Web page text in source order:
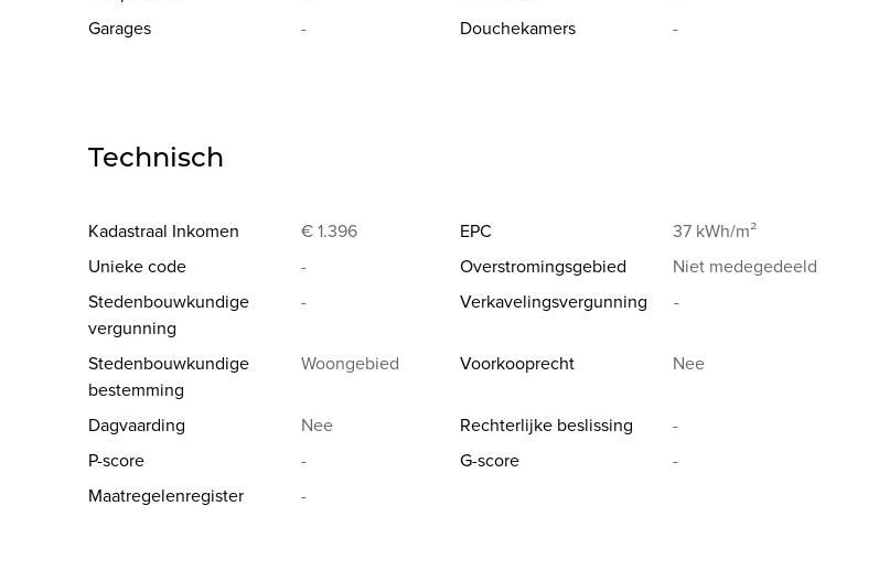
Bijkomende info (EPC, bodemattest, elektriciteitsattest, enz...) kan U hier downloaden ↓
Garages
- Douchekamers -
Technisch
Kadastraal Inkomen € 1.396 EPC
37 kWh/m²
Unieke code
- Overstromingsgebied
Niet medegedeeld
Stedenbouwkundige
vergunning
- Verkavelingsvergunning -
Stedenbouwkundige
bestemming
Woongebied Voorkooprecht Nee
Dagvaarding Nee Rechterlijke beslissing
-
P-score
- G-score
-
Maatregelenregister
-